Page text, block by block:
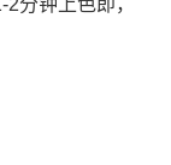
分钟上色即，